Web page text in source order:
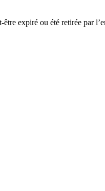
expiré ou été retirée par